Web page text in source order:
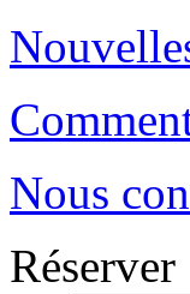
Nous
Réserver